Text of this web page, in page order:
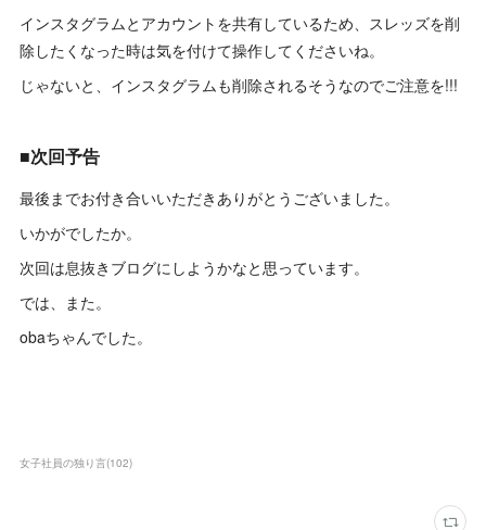
インスタグラムとアカウントを共有しているため、スレッズを削
除したくなった時は気を付けて操作してくださいね。
じゃないと、インスタグラムも削除されるそうなのでご注意を!!!
■次回予告
最後までお付き合いいただきありがとうございました。
いかがでしたか。
次回は息抜きブログにしようかなと思っています。
では、また。
obaちゃんでした。
女子社員の独り言(102)